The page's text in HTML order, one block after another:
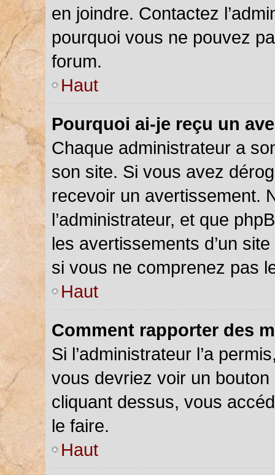
en joindre. Contactez
pourquoi vous ne pouvez
forum.
Haut
Pourquoi ai-je reçu un
Chaque administrateur a
son site. Si vous avez
recevoir un avertissement.
l’administrateur, et que
les avertissements d’un
si vous ne comprenez pas
Haut
Comment rapporter des
Si l’administrateur l’a
vous devriez voir un
cliquant dessus, vous
le faire.
Haut